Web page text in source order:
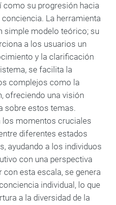
como su progresión hacia
La herramienta
simple modelo teórico; su
a los usuarios un
y la clarificación
se facilita la
complejos como la
ofreciendo una visión
sobre estos temas.
los momentos cruciales
diferentes estados
ayudando a los individuos
con una perspectiva
esta escala, se genera
individual, lo que
a la diversidad de la